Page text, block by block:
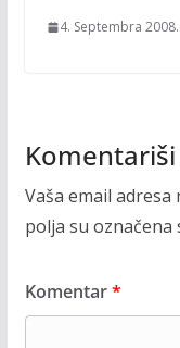
4. Septembra 2008.
Komentariši
Vaša email
polja su označena
Komentar*